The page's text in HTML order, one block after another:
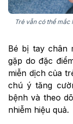
Trẻ vẫn có thể mắc
Bé bị tay chân
gặp do đặc
miễn dịch của
chú ý tăng
bệnh và theo
nhiễm hiệu quả.